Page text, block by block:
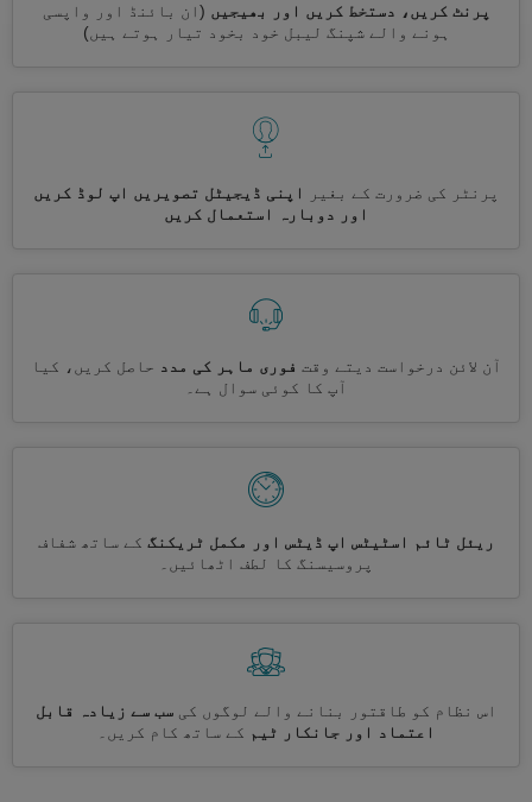
پرنٹ کریں، دستخط کریں اور بھیجیں (ان بائنڈ اور واپسی
ہونے والے شپنگ لیبل خود بخود تیار ہوتے ہیں)
پرنٹر کی ضرورت کے بغیر
اپنی ڈیجیٹل تصویریں اپ لوڈ کریں
اور دوبارہ استعمال کریں
آن لائن درخواست دیتے وقت فوری ماہر کی مدد حاصل کریں، کیا
آپ کا کوئی سوال ہے۔
ریئل ٹائم اسٹیٹس اپ ڈیٹس اور مکمل ٹریکنگ کے ساتھ شفاف
پروسیسنگ کا لطف اٹھائیں۔
اس نظام کو طاقتور بنانے والے لوگوں کی سب سے زیادہ قابل
اعتماد اور جانکار ٹیم کے ساتھ کام کریں۔